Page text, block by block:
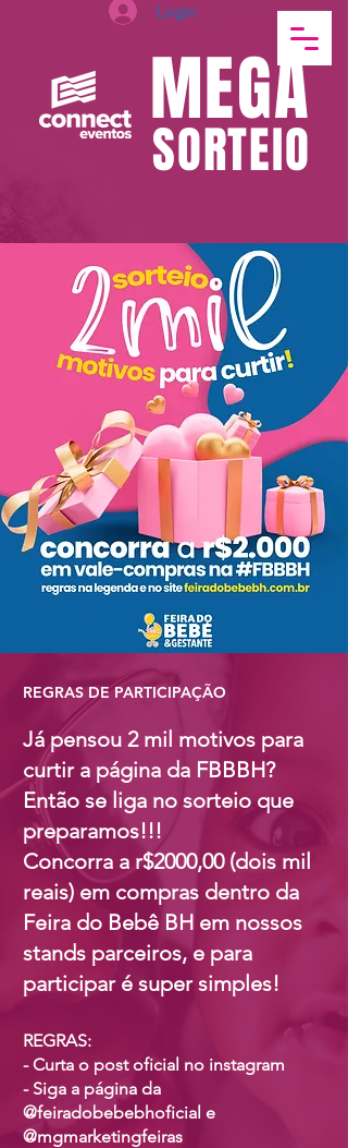
Login
SORTEIO
MEGA
REGRAS DE PARTICIPAÇÃO
Já pensou 2 mil motivos para
curtir a página da FBBBH?
Então se liga no sorteio que
preparamos!!!
Concorra a r$2000,00 (dois mil
reais) em compras dentro da
Feira do Bebê BH em nossos
stands parceiros, e para
participar é super simples!
REGRAS:
- Curta o post oficial no instagram
- Siga a página da
@feiradobebebhoficial e
@mgmarketingfeiras